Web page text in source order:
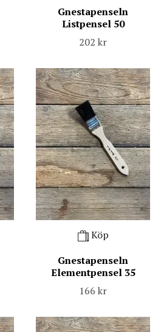
Gnestapenseln
Listpensel 50
202 kr
Köp
Gnestapenseln
Elementpensel 35
166 kr